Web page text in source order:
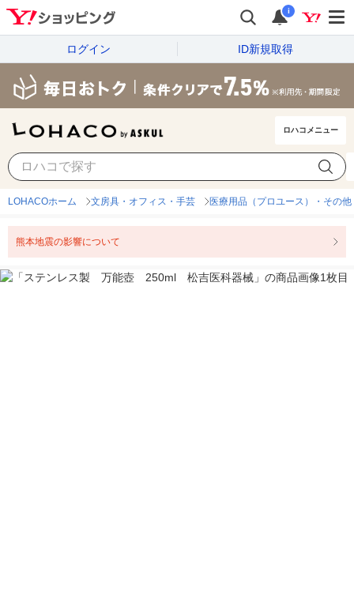
i
ログイン ID新規取得
ロハコメニュー
LOHACOホーム 文房具・オフィス・手芸 医療用品（プロユース）・その他
熊本地震の影響について